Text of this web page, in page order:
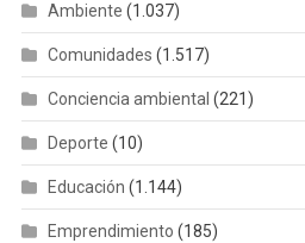
Ambiente (1.037)
Comunidades (1.517)
Conciencia ambiental (221)
Deporte (10)
Educación (1.144)
Emprendimiento (185)